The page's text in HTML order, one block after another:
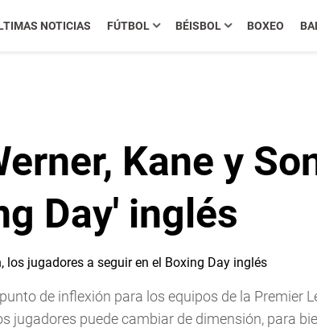
NOTICIAS FÚTBOL BÉISBOL BOXEO
Kane y
Day' inglés
de inflexión para los equipos de la Premier
jugadores puede cambiar de dimensión, para